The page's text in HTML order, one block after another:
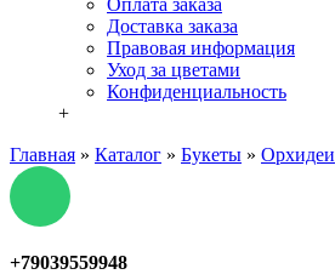
Доставка заказа
Правовая информация
Уход за цветами
Конфиденциальность
+
Главная » Каталог » Букеты » Орхидеи
+79039559948